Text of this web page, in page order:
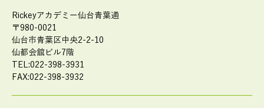
Rickeyアカデミー仙台青葉通
〒980-0021
仙台市青葉区中央2-2-10
仙都会舘ビル7階
TEL:022-398-3931
FAX:022-398-3932